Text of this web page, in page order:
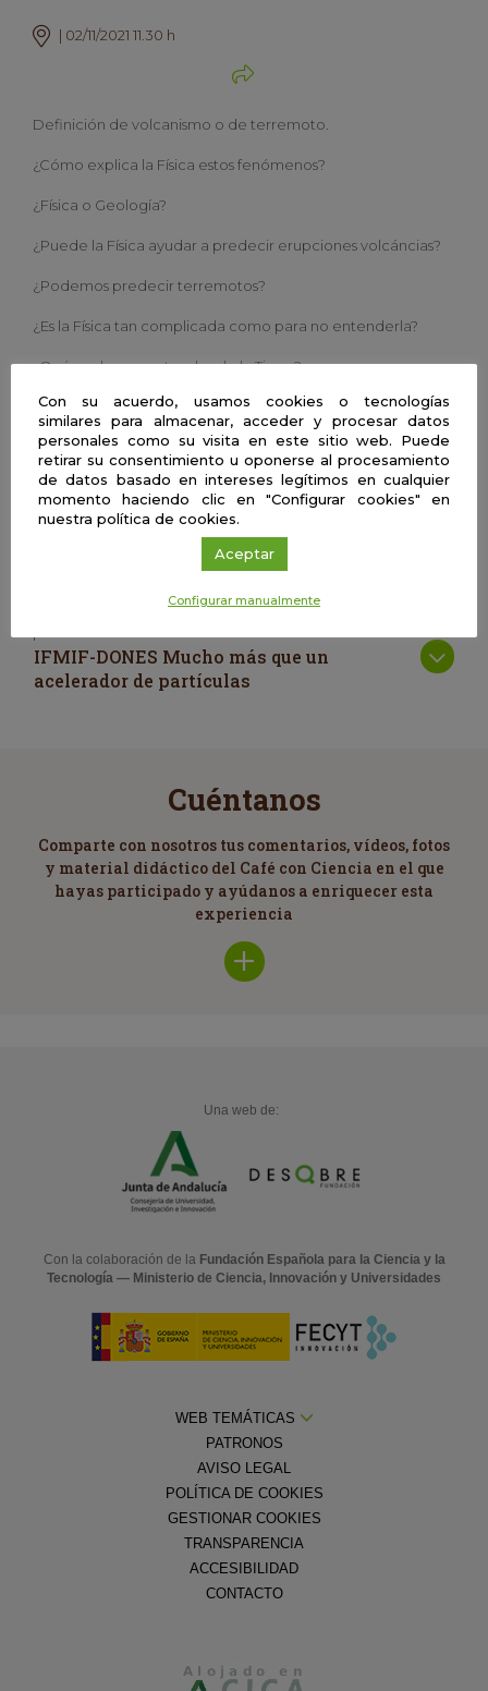
| 02/11/2021 11.30 h
Definición de volcanismo o de terremoto.
¿Cómo explica la Física estos fenómenos?
¿Física o Geología?
¿Puede la Física ayudar a predecir erupciones volcáncias?
¿Podemos predecir terremotos?
¿Es la Física tan complicada como para no entenderla?
¿Qué podemos entender de la Tierra?
¿Cómo nos ayudan las nuevas tecnologías como la
Inteligencia Artifical para entender los fenómenos
naturales?
Jesús M. Ibáñez Godoy
Universidad de Granada
IFMIF-DONES Mucho más que un
acelerador de partículas
Cuéntanos
Comparte con nosotros tus comentarios, vídeos, fotos
y material didáctico del Café con Ciencia en el que
hayas participado y ayúdanos a enriquecer esta
experiencia
Una web de:
Con la colaboración de la Fundación Española para la Ciencia y la
Tecnología — Ministerio de Ciencia, Innovación y Universidades
WEB TEMÁTICAS
PATRONOS
AVISO LEGAL
POLÍTICA DE COOKIES
GESTIONAR COOKIES
TRANSPARENCIA
ACCESIBILIDAD
CONTACTO
Con su acuerdo, usamos cookies o tecnologías
similares para almacenar, acceder y procesar datos
personales como su visita en este sitio web. Puede
retirar su consentimiento u oponerse al procesamiento
de datos basado en intereses legítimos en cualquier
momento haciendo clic en "Configurar cookies" en
nuestra política de cookies.
Aceptar
Configurar manualmente